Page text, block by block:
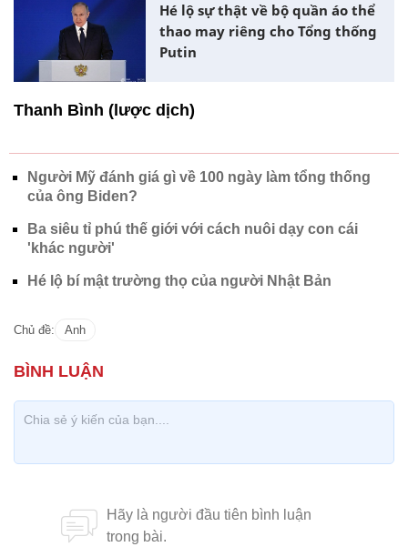
Hé lộ sự thật về bộ quần áo thể
thao may riêng cho Tổng thống
Putin
Thanh Bình (lược dịch)
Người Mỹ đánh giá gì về 100 ngày làm tổng thống
của ông Biden?
Ba siêu tỉ phú thế giới với cách nuôi dạy con cái
'khác người'
Hé lộ bí mật trường thọ của người Nhật Bản
Chủ đề: Anh